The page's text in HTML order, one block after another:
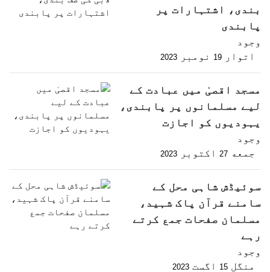
بندی، اشتہارات پر
پابندی
وجود
اتوار 19 نومبر 2023
مسجد اقصیٰ میں عبادت کے
لیے مسلمانوں پر پابندی،
یہودیوں کو اجازت
وجود
جمعه 27 اکتوبر 2023
سوئیڈش شاہی محل کے
سامنے قرآن پاک شہید،
مسلمان صفحات جمع کرتے
رہے
وجود
منگل 15 اگست 2023